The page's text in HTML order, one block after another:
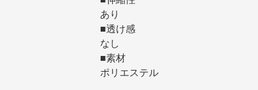
あり
■透け感
なし
■素材
ポリエステル